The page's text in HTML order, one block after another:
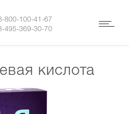
800-100-41-67
495-369-30-70
кислота